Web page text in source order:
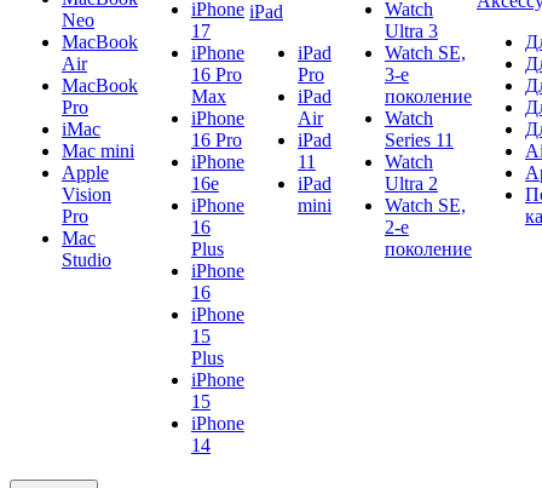
Neo
MacBook
Air
MacBook
Pro
iMac
Mac mini
Apple
Vision
Pro
Mac
Studio
iPhone
17
iPhone
16 Pro
Max
iPhone
16 Pro
iPhone
16e
iPhone
16
Plus
iPhone
16
iPhone
15
Plus
iPhone
15
iPhone
14
iPad
iPad
Pro
iPad
Air
iPad
11
iPad
mini
Watch
Ultra 3
Watch SE,
3-е
поколение
Watch
Series 11
Watch
Ultra 2
Watch SE,
2-е
поколение